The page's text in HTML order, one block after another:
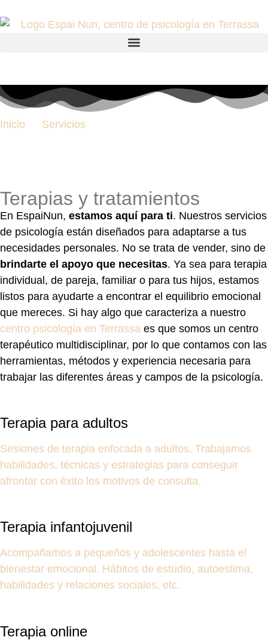
Inicio Servicios
Terapias y tratamientos
En EspaiNun, estamos aquí para ti. Nuestros servicios
de psicología están diseñados para adaptarse a tus
necesidades personales. No se trata de vender, sino de
brindarte el apoyo que necesitas. Ya sea para terapia
individual, de pareja, familiar o para tus hijos, estamos
listos para ayudarte a encontrar el equilibrio emocional
que mereces. Si hay algo que caracteriza a nuestro
centro psicología en Terrassa es que somos un centro
terapéutico multidisciplinar, por lo que contamos con las
herramientas, métodos y experiencia necesaria para
trabajar las diferentes áreas y campos de la psicología.
Terapia para adultos
Sesiones de terapia enfocada a adultos. Trabajamos
habilidades, técnicas y estrategias para conseguir
afrontar con éxito los motivos de consulta.
Terapia infantojuvenil
Acompañamos a pequeños y adolescentes hasta el
bienestar emocional. Hábitos de estudio, autoestima,
habilidades y relaciones sociales, etc.
Terapia online